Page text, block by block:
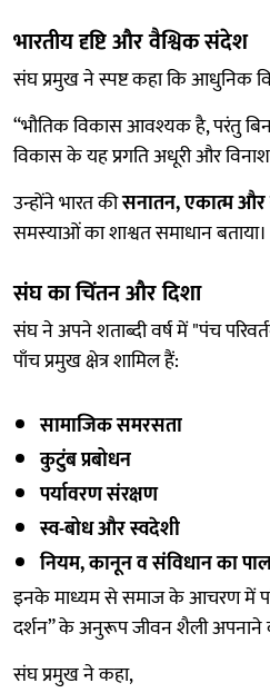
भारतीय दृष्टि और वैश्विक संदेश
संघ प्रमुख ने स्पष्ट कहा कि आधुनिक
“भौतिक विकास आवश्यक है, परंतु
विकास के यह प्रगति अधूरी और
उन्होंने भारत कीसनातन, एकात्म और
समस्याओं का शाश्वत समाधान बताया।
संघ का चिंतन और दिशा
संघ ने अपने शताब्दी वर्ष में "पंच
पाँच प्रमुख क्षेत्र शामिल हैं:
सामाजिक समरसता
कुटुंब प्रबोधन
पर्यावरण संरक्षण
स्व-बोध और स्वदेशी
नियम, कानून व संविधान का
इनके माध्यम से समाज के आचरण में
दर्शन” के अनुरूप जीवन शैली अपनाने
संघ प्रमुख ने कहा,